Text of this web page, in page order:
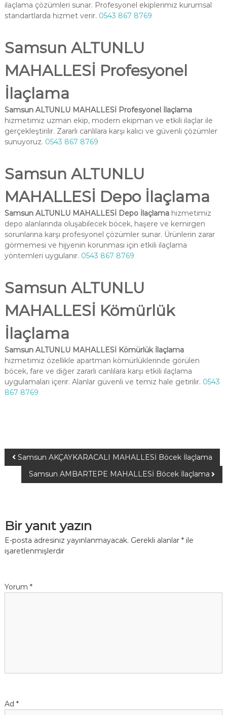
ilaçlama çözümleri sunar. Profesyonel ekiplerimiz kurumsal
standartlarda hizmet verir. 0543 867 8769
Samsun ALTUNLU
MAHALLESİ Profesyonel
İlaçlama
Samsun ALTUNLU MAHALLESİ Profesyonel İlaçlama
hizmetimiz uzman ekip, modern ekipman ve etkili ilaçlar ile
gerçekleştirilir. Zararlı canlılara karşı kalıcı ve güvenli çözümler
sunuyoruz. 0543 867 8769
Samsun ALTUNLU
MAHALLESİ Depo İlaçlama
Samsun ALTUNLU MAHALLESİ Depo İlaçlamahizmetimiz
depo alanlarında oluşabilecek böcek, haşere ve kemirgen
sorunlarına karşı profesyonel çözümler sunar. Ürünlerin zarar
görmemesi ve hijyenin korunması için etkili ilaçlama
yöntemleri uygulanır. 0543 867 8769
Samsun ALTUNLU
MAHALLESİ Kömürlük
İlaçlama
Samsun ALTUNLU MAHALLESİ Kömürlük İlaçlama
hizmetimiz özellikle apartman kömürlüklerinde görülen
böcek, fare ve diğer zararlı canlılara karşı etkili ilaçlama
uygulamaları içerir. Alanlar güvenli ve temiz hale getirilir. 0543
867 8769
Samsun AKÇAYKARACALI MAHALLESİ Böcek İlaçlama
Samsun AMBARTEPE MAHALLESİ Böcek İlaçlama
Bir yanıt yazın
E-posta adresiniz yayınlanmayacak. Gerekli alanlar *ile
işaretlenmişlerdir
Yorum *
Ad *